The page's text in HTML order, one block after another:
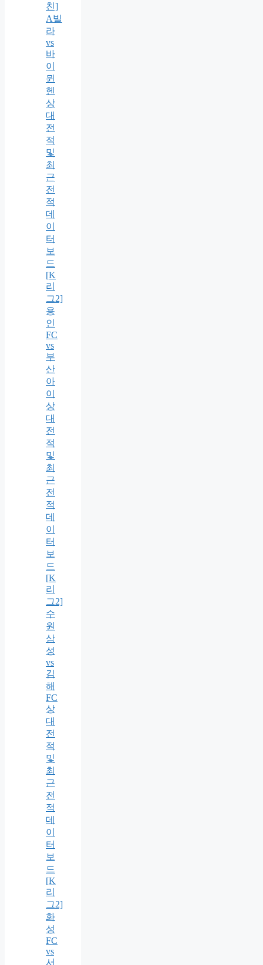
친]
A빌
라
vs
바
이
뮌
헨
상
대
전
적
및
최
근
전
적
데
이
터
보
드
[K
리
그2]
용
인
FC
vs
부
산
아
이
상
대
전
적
및
최
근
전
적
데
이
터
보
드
[K
리
그2]
수
원
삼
성
vs
김
해
FC
상
대
전
적
및
최
근
전
적
데
이
터
보
드
[K
리
그2]
화
성
FC
vs
서